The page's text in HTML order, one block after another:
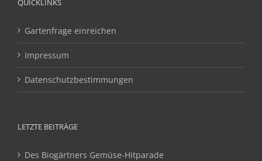
QUICKLINKS
Gartenfrage einreichen
Impressum
Datenschutzbestimmungen
LETZTE BEITRÄGE
Des Biogärtners Gemüse-Hitparade